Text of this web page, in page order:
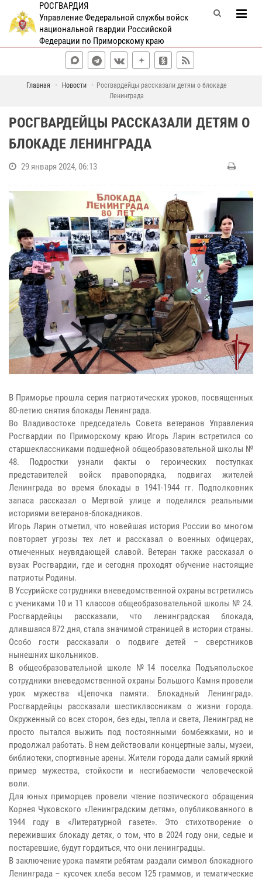
РОСГВАРДИЯ
Управление Федеральной службы войск
национальной гвардии Российской
Федерации по Приморскому краю
Главная Новости
Росгвардейцы рассказали детям о блокаде
Ленинграда
РОСГВАРДЕЙЦЫ РАССКАЗАЛИ ДЕТЯМ О
БЛОКАДЕ ЛЕНИНГРАДА
29 января 2024, 06:13
В Приморье прошла серия патриотических уроков, посвященных
80-летию снятия блокады Ленинграда.
Во Владивостоке председатель Совета ветеранов Управления
Росгвардии по Приморскому краю Игорь Ларин встретился со
старшеклассниками подшефной общеобразовательной школы №
48. Подростки узнали факты о героических поступках
представителей войск правопорядка, подвигах жителей
Ленинграда во время блокады в 1941-1944 гг. Подполковник
запаса рассказал о Мертвой улице и поделился реальными
историями ветеранов-блокадников.
Игорь Ларин отметил, что новейшая история России во многом
повторяет угрозы тех лет и рассказал о военных офицерах,
отмеченных неувядающей славой. Ветеран также рассказал о
вузах Росгвардии, где и сегодня проходят обучение настоящие
патриоты Родины.
В Уссурийске сотрудники вневедомственной охраны встретились
с учениками 10 и 11 классов общеобразовательной школы № 24.
Росгвардейцы рассказали, что ленинградская блокада,
длившаяся 872 дня, стала значимой страницей в истории страны.
Особо гости рассказали о подвиге детей – сверстников
нынешних школьников.
В общеобразовательной школе №14 поселка Подъяпольское
сотрудники вневедомственной охраны Большого Камня провели
урок мужества «Цепочка памяти. Блокадный Ленинград».
Росгвардейцы рассказали шестиклассникам о жизни города.
Окруженный со всех сторон, без еды, тепла и света, Ленинград не
просто пытался выжить под постоянными бомбежками, но и
продолжал работать. В нем действовали концертные залы, музеи,
библиотеки, спортивные арены. Жители города дали самый яркий
пример мужества, стойкости и несгибаемости человеческой
воли.
Для юных приморцев провели чтение поэтического обращения
Корнея Чуковского «Ленинградским детям», опубликованного в
1944 году в «Литературной газете». Это стихотворение о
переживших блокаду детях, о том, что в 2024 году они, седые и
постаревшие, будут гордиться, что они ленинградцы.
В заключение урока памяти ребятам раздали символ блокадного
Ленинграда – кусочек хлеба весом 125 граммов, и тематические